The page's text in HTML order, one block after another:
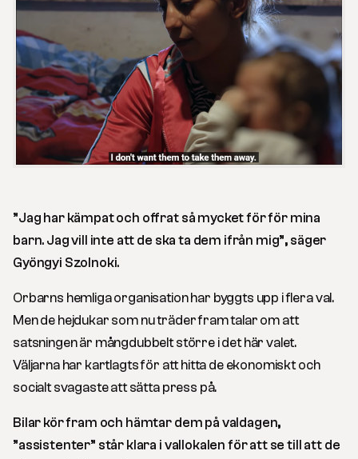
”Jag har kämpat och offrat så mycket för för mina
barn. Jag vill inte att de ska ta dem ifrån mig”, säger
Gyöngyi Szolnoki.
Orbarns hemliga organisation har byggts upp i flera val.
Men de hejdukar som nu träder fram talar om att
satsningen är mångdubbelt större i det här valet.
Väljarna har kartlagts för att hitta de ekonomiskt och
socialt svagaste att sätta press på.
Bilar kör fram och hämtar dem på valdagen,
”assistenter” står klara i vallokalen för att se till att de